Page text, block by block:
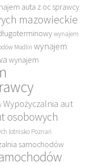
auta z oc sprawcy
mazowieckie
wynajem
Modlin wynajem
wynajem
Wypożyczalnia aut
osobowych
lotnisko Poznań
samochodów